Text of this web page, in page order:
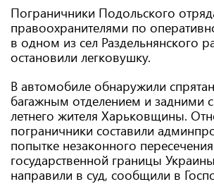
Пограничники Подольского
правоохранителями по
в одном из сел Раздельнянского
остановили легковушку.
В автомобиле обнаружили
багажным отделением и задними
летнего жителя Харьковщины.
пограничники составили
попытке незаконного пересечения
государственной границы
направили в суд, сообщили в